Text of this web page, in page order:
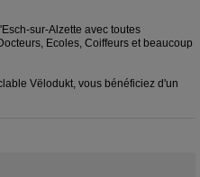
sur-Alzette avec toutes
Ecoles, Coiffeurs et beaucoup
Vëlodukt, vous bénéficiez d'un